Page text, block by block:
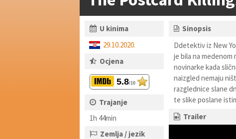
U kinima
29.10.2020.
Ocjena
5.8/10
Trajanje
1h 44min
Zemlja / jezik
Sinopsis
Ddetektiv iz New
je bila na
novinarke kada
naizgled nemaju
razglednice slane
te slike poslane
Trailer